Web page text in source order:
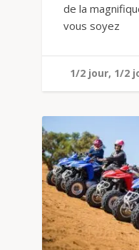
de la
vous soyez
1/2 jour, 1/2